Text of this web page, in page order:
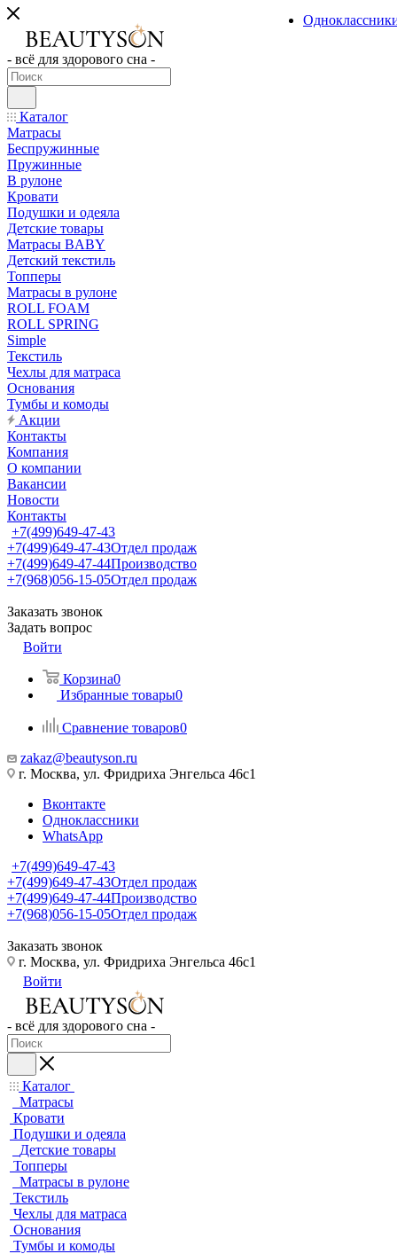
- всё для здорового сна -
Каталог
Матрасы
Беспружинные
Пружинные
В рулоне
Кровати
Подушки и одеяла
Детские товары
Матрасы BABY
Детский текстиль
Топперы
Матрасы в рулоне
ROLL FOAM
ROLL SPRING
Simple
Текстиль
Чехлы для матраса
Основания
Тумбы и комоды
Акции
Контакты
Компания
О компании
Вакансии
Новости
Контакты
+7(499)649-47-43
+7(499)649-47-43Отдел продаж
+7(499)649-47-44Производство
+7(968)056-15-05Отдел продаж
Заказать звонок
Задать вопрос
Войти
Корзина0
Избранные товары0
Сравнение товаров0
zakaz@beautyson.ru
г. Москва, ул. Фридриха Энгельса 46с1
Вконтакте
Одноклассники
WhatsApp
+7(499)649-47-43
+7(499)649-47-43Отдел продаж
+7(499)649-47-44Производство
+7(968)056-15-05Отдел продаж
Заказать звонок
г. Москва, ул. Фридриха Энгельса 46с1
Войти
- всё для здорового сна -
Каталог
Матрасы
Кровати
Подушки и одеяла
Детские товары
Топперы
Матрасы в рулоне
Текстиль
Чехлы для матраса
Основания
Тумбы и комоды